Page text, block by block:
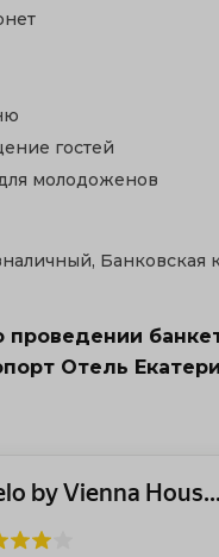
гостей
молодоженов
Банковская
проведении
Отель